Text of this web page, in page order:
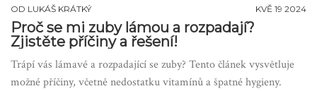
OD LUKÁŠ KRÁTKÝ KVĚ 19 2024
Proč se mi zuby lámou a rozpadají?
Zjistěte příčiny a řešení!
Trápí vás lámavé a rozpadající se zuby? Tento článek vysvětluje
možné příčiny, včetně nedostatku vitamínů a špatné hygieny.